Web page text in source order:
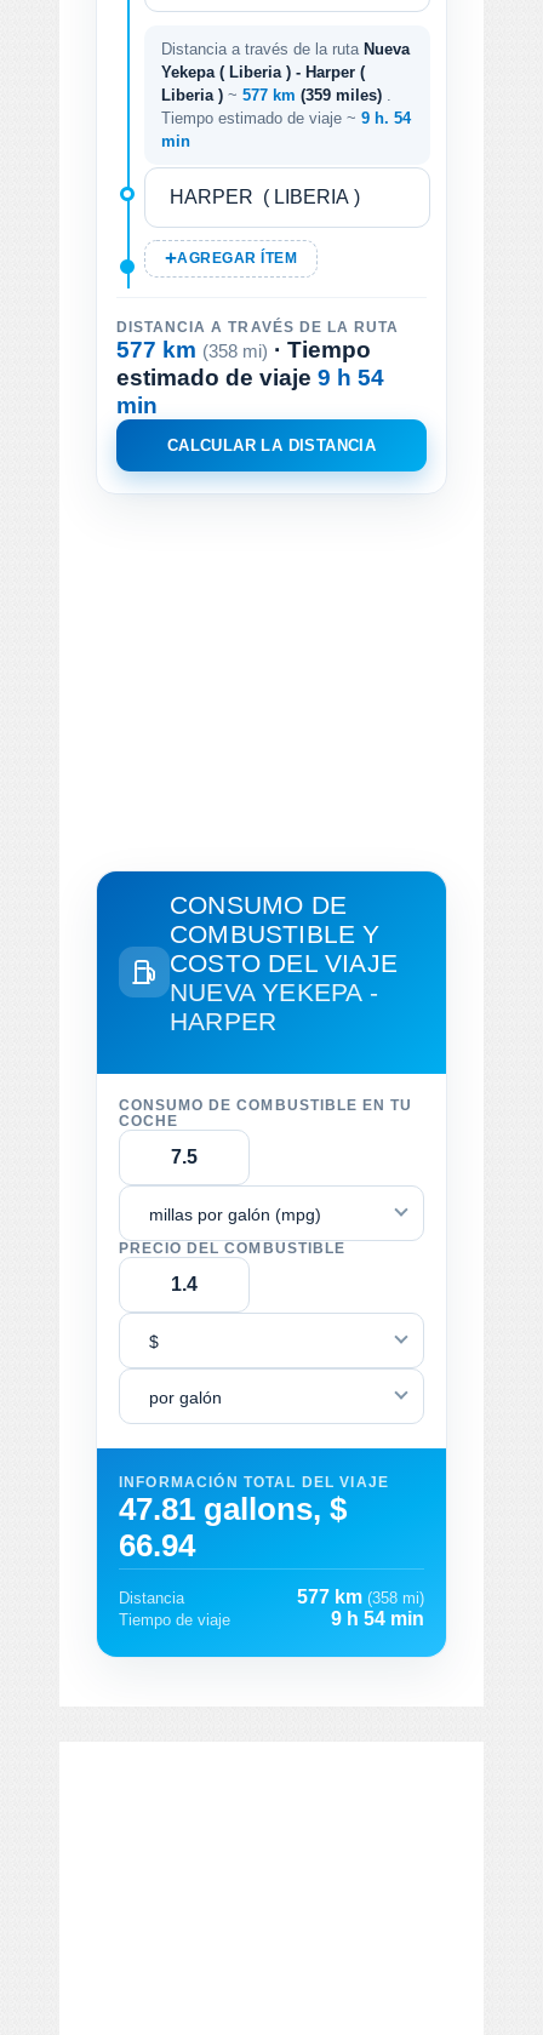
Distancia a través de la ruta Nueva
Yekepa ( Liberia ) - Harper (
Liberia ) ~ 577 km (359 miles)
Tiempo estimado de viaje ~ 9 h. 54
min
AGREGAR ÍTEM
DISTANCIA A TRAVÉS DE LA RUTA
577 km (358 mi) · Tiempo
estimado de viaje 9 h 54
min
CALCULAR LA DISTANCIA
CONSUMO DE
COMBUSTIBLE Y
COSTO DEL VIAJE
NUEVA YEKEPA -
HARPER
CONSUMO DE COMBUSTIBLE EN TU
COCHE
millas por galón (mpg)
PRECIO DEL COMBUSTIBLE
$
por galón
INFORMACIÓN TOTAL DEL VIAJE
47.81 gallons, $
66.94
Distancia 577 km (358 mi)
Tiempo de viaje
9 h 54 min